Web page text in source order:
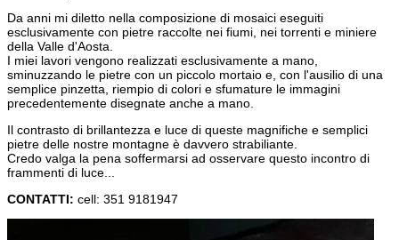
Da anni mi diletto nella composizione di mosaici eseguiti
esclusivamente con pietre raccolte nei fiumi, nei torrenti e miniere
della Valle d'Aosta.
I miei lavori vengono realizzati esclusivamente a mano,
sminuzzando le pietre con un piccolo mortaio e, con l'ausilio di una
semplice pinzetta, riempio di colori e sfumature le immagini
precedentemente disegnate anche a mano.
Il contrasto di brillantezza e luce di queste magnifiche e semplici
pietre delle nostre montagne è davvero strabiliante.
Credo valga la pena soffermarsi ad osservare questo incontro di
frammenti di luce...
CONTATTI: cell: 351 9181947